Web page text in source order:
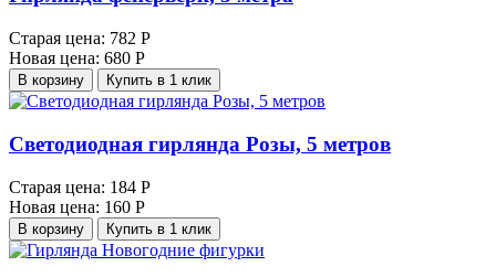
Старая цена: 782 Р
Новая цена: 680 Р
В корзину Купить в 1 клик
Светодиодная гирлянда Розы, 5 метров
Старая цена: 184 Р
Новая цена: 160 Р
В корзину Купить в 1 клик